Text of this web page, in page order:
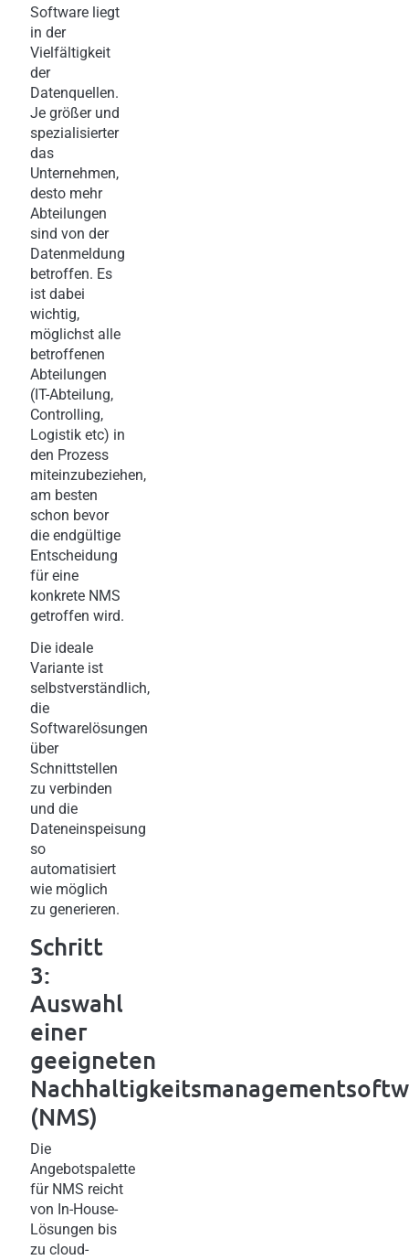
Software liegt
in der
Vielfältigkeit
der
Datenquellen.
Je größer und
spezialisierter
das
Unternehmen,
desto mehr
Abteilungen
sind von der
Datenmeldung
betroffen. Es
ist dabei
wichtig,
möglichst alle
betroffenen
Abteilungen
(IT-Abteilung,
Controlling,
Logistik etc) in
den Prozess
miteinzubeziehen,
am besten
schon bevor
die endgültige
Entscheidung
für eine
konkrete NMS
getroffen wird.
Die ideale
Variante ist
selbstverständlich,
die
Softwarelösungen
über
Schnittstellen
zu verbinden
und die
Dateneinspeisung
so
automatisiert
wie möglich
zu generieren.
Schritt
3:
Auswahl
einer
geeigneten
(NMS)
Die
Angebotspalette
für NMS reicht
von In-House-
Lösungen bis
zu cloud-